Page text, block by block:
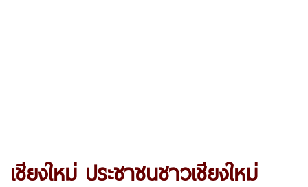
เชียงใหม่ ประชาชนชาวเชียงใหม่